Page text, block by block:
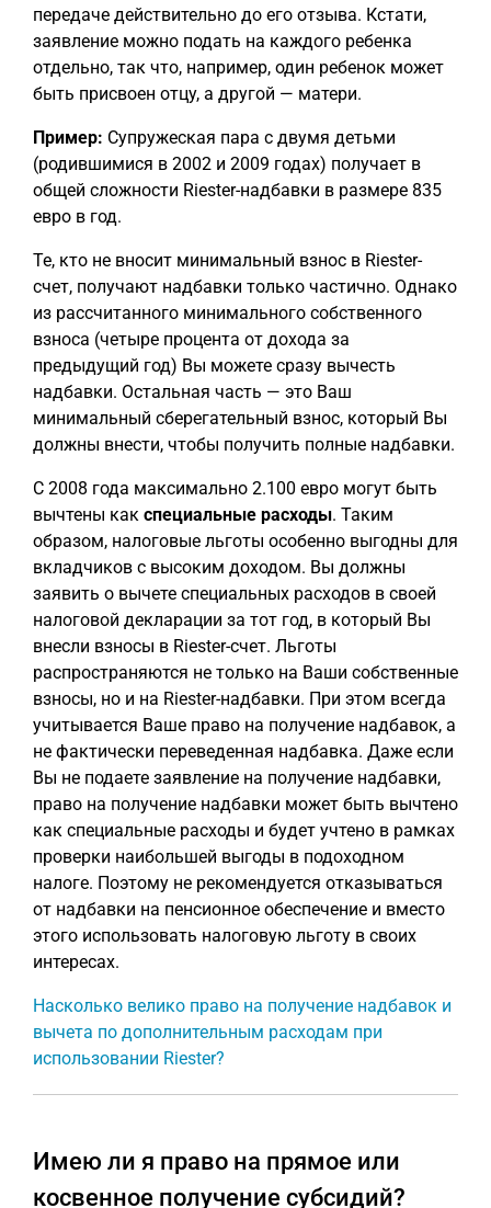
передаче действительно до его отзыва. Кстати,
заявление можно подать на каждого ребенка
отдельно, так что, например, один ребенок может
быть присвоен отцу, а другой — матери.
Пример: Супружеская пара с двумя детьми
(родившимися в 2002 и 2009 годах) получает в
общей сложности Riester-надбавки в размере 835
евро в год.
Те, кто не вносит минимальный взнос в Riester-
счет, получают надбавки только частично. Однако
из рассчитанного минимального собственного
взноса (четыре процента от дохода за
предыдущий год) Вы можете сразу вычесть
надбавки. Остальная часть — это Ваш
минимальный сберегательный взнос, который Вы
должны внести, чтобы получить полные надбавки.
С 2008 года максимально 2.100 евро могут быть
вычтены как специальные расходы. Таким
образом, налоговые льготы особенно выгодны для
вкладчиков с высоким доходом. Вы должны
заявить о вычете специальных расходов в своей
налоговой декларации за тот год, в который Вы
внесли взносы в Riester-счет. Льготы
распространяются не только на Ваши собственные
взносы, но и на Riester-надбавки. При этом всегда
учитывается Ваше право на получение надбавок, а
не фактически переведенная надбавка. Даже если
Вы не подаете заявление на получение надбавки,
право на получение надбавки может быть вычтено
как специальные расходы и будет учтено в рамках
проверки наибольшей выгоды в подоходном
налоге. Поэтому не рекомендуется отказываться
от надбавки на пенсионное обеспечение и вместо
этого использовать налоговую льготу в своих
интересах.
Насколько велико право на получение надбавок и
вычета по дополнительным расходам при
использовании Riester?
Имею ли я право на прямое или
косвенное получение субсидий?